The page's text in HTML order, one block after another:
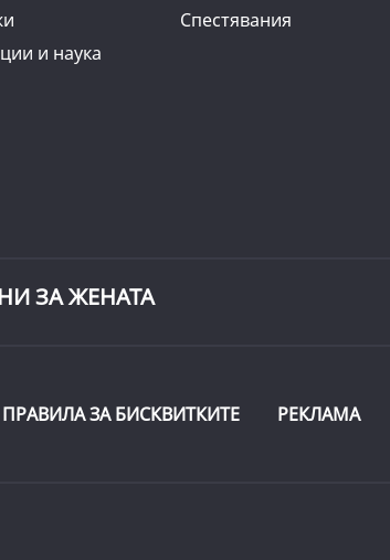
и наука
Спестявания
ЗА ЖЕНАТА
ПРАВИЛА ЗА БИСКВИТКИТЕ РЕКЛАМА